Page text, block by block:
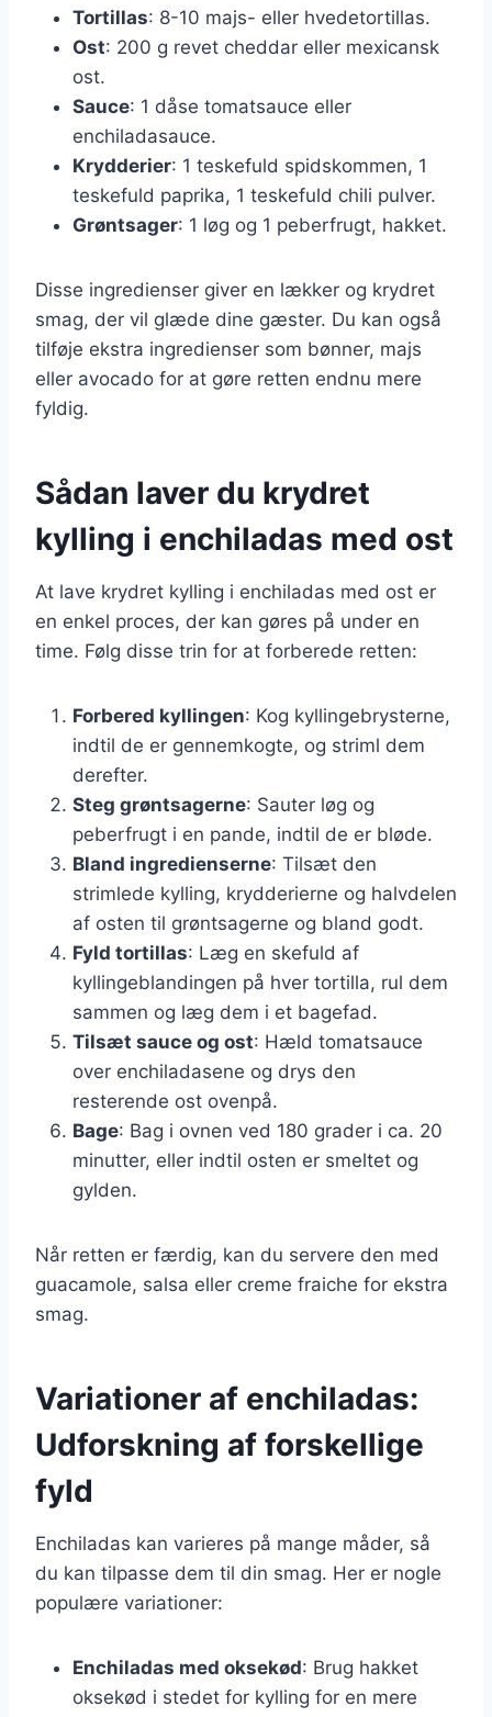
Tortillas: 8-10 majs- eller hvedetortillas.
Ost: 200 g revet cheddar eller mexicansk
ost.
Sauce: 1 dåse tomatsauce eller
enchiladasauce.
Krydderier: 1 teskefuld spidskommen, 1
teskefuld paprika, 1 teskefuld chili pulver.
Grøntsager: 1 løg og 1 peberfrugt, hakket.
Disse ingredienser giver en lækker og krydret
smag, der vil glæde dine gæster. Du kan også
tilføje ekstra ingredienser som bønner, majs
eller avocado for at gøre retten endnu mere
fyldig.
Sådan laver du krydret
kylling i enchiladas med ost
At lave krydret kylling i enchiladas med ost er
en enkel proces, der kan gøres på under en
time. Følg disse trin for at forberede retten:
Forbered kyllingen: Kog kyllingebrysterne,
indtil de er gennemkogte, og striml dem
derefter.
Steg grøntsagerne: Sauter løg og
peberfrugt i en pande, indtil de er bløde.
Bland ingredienserne: Tilsæt den
strimlede kylling, krydderierne og halvdelen
af osten til grøntsagerne og bland godt.
Fyld tortillas: Læg en skefuld af
kyllingeblandingen på hver tortilla, rul dem
sammen og læg dem i et bagefad.
Tilsæt sauce og ost: Hæld tomatsauce
over enchiladasene og drys den
resterende ost ovenpå.
Bage: Bag i ovnen ved 180 grader i ca. 20
minutter, eller indtil osten er smeltet og
gylden.
Når retten er færdig, kan du servere den med
guacamole, salsa eller creme fraiche for ekstra
smag.
Variationer af enchiladas:
Udforskning af forskellige
fyld
Enchiladas kan varieres på mange måder, så
du kan tilpasse dem til din smag. Her er nogle
populære variationer:
Enchiladas med oksekød: Brug hakket
oksekød i stedet for kylling for en mere